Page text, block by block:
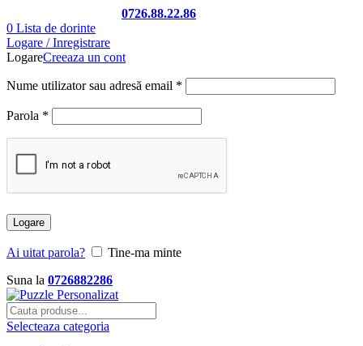
0726.88.22.86
0 Lista de dorinte
Logare / Inregistrare
LogareCreeaza un cont
Nume utilizator sau adresă email *
Parola *
Logare
Ai uitat parola?
Tine-ma minte
Suna la 0726882286
Selecteaza categoria